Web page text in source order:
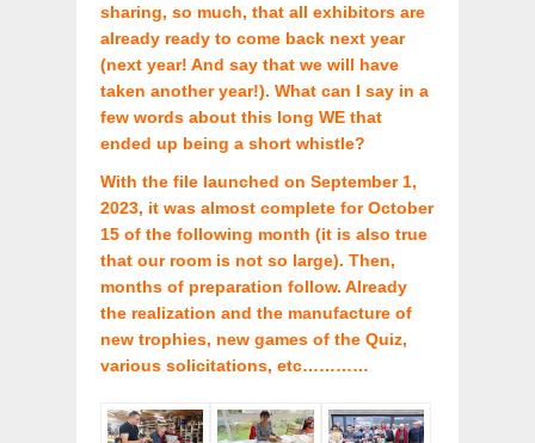
sharing, so much, that all exhibitors are
already ready to come back next year
(next year! And say that we will have
taken another year!). What can I say in a
few words about this long WE that
ended up being a short whistle?
With the file launched on September 1,
2023, it was almost complete for October
15 of the following month (it is also true
that our room is not so large). Then,
months of preparation follow. Already
the realization and the manufacture of
new trophies, new games of the Quiz,
various solicitations, etc…………